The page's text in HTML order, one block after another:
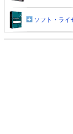
ソフト・ライ